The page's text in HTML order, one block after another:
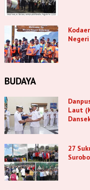
BUDAYA
Laut
27